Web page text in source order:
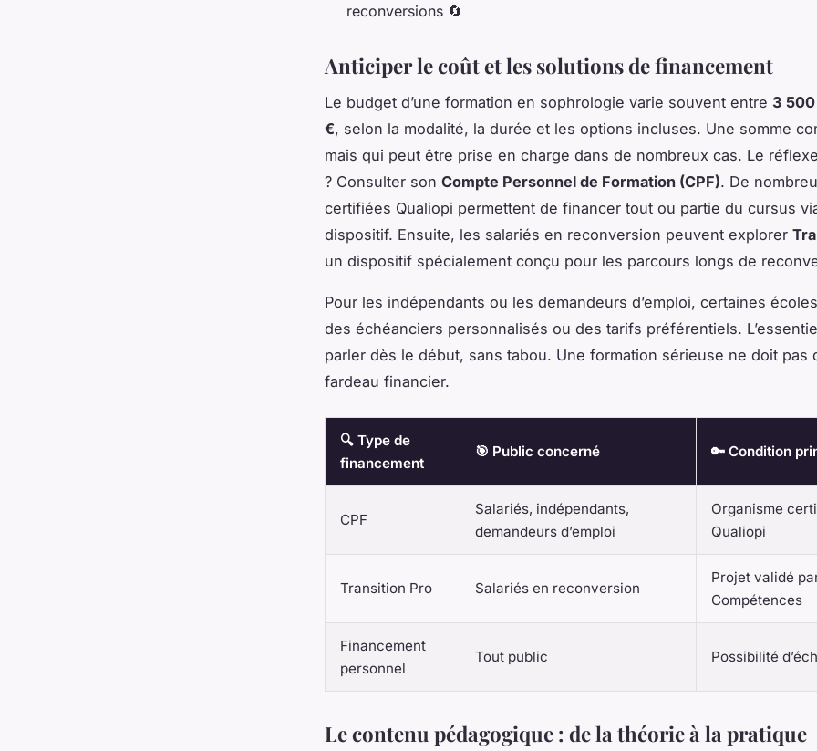
reconversions 🔄
Anticiper le coût et les solutions de financement
Le budget d’une formation en sophrologie varie souvent entre 3
€, selon la modalité, la durée et les options incluses. Une somme
mais qui peut être prise en charge dans de nombreux cas. Le
? Consulter son Compte Personnel de Formation (CPF). De
certifiées Qualiopi permettent de financer tout ou partie du cursus
dispositif. Ensuite, les salariés en reconversion peuvent explorer
un dispositif spécialement conçu pour les parcours longs de
Pour les indépendants ou les demandeurs d’emploi, certaines
des échéanciers personnalisés ou des tarifs préférentiels.
parler dès le début, sans tabou. Une formation sérieuse ne doit pas
fardeau financier.
🔍 Type de
financement
🎯 Public concerné 🔑 Condition
CPF
Salariés, indépendants,
demandeurs d’emploi
Organisme
Qualiopi
Transition Pro Salariés en reconversion
Projet validé
Compétences
Financement
personnel
Tout public Possibilité
Le contenu pédagogique : de la théorie à la pratique